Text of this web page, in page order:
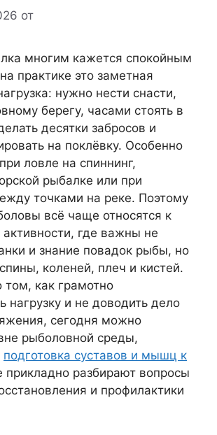
от
многим кажется спокойным
практике это заметная
нужно нести снасти,
берегу, часами стоять в
десятки забросов и
на поклёвку. Особенно
ловле на спиннинг,
рыбалке или при
точками на реке. Поэтому
всё чаще относятся к
активности, где важны не
и знание повадок рыбы, но
коленей, плеч и кистей.
как грамотно
нагрузку и не доводить дело
сегодня можно
рыболовной среды,
подготовка суставов и мышц к
прикладно разбирают вопросы
и профилактики